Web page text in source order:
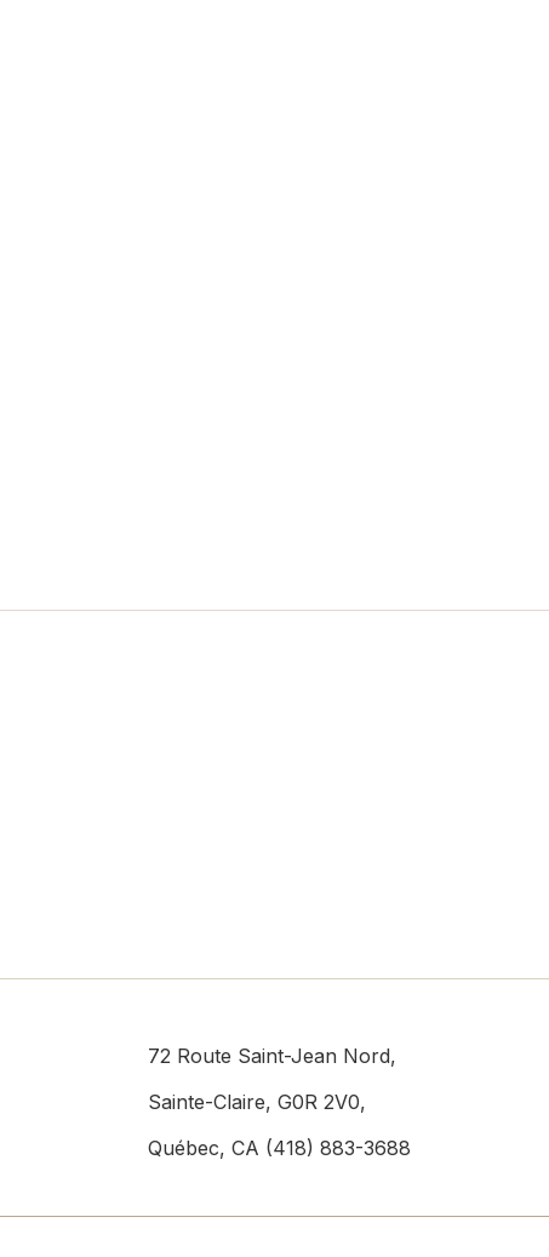
72 Route Saint-Jean Nord,
Sainte-Claire, G0R 2V0,
Québec, CA (418) 883-3688